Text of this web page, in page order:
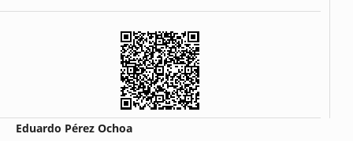
Eduardo Pérez Ochoa